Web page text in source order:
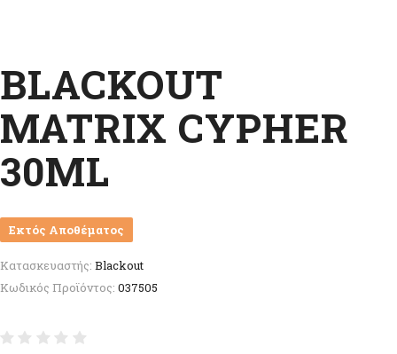
BLACKOUT
MATRIX CYPHER
30ML
Εκτός Αποθέματος
Κατασκευαστής: Blackout
Κωδικός Προϊόντος: 037505